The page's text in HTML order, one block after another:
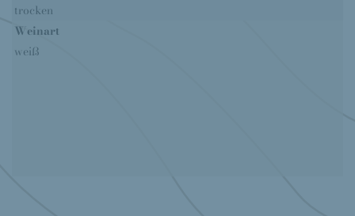
trocken
Weinart
weiß